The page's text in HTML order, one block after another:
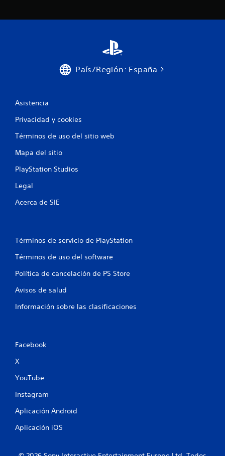
País/Región: España
Asistencia
Privacidad y cookies
Términos de uso del sitio web
Mapa del sitio
PlayStation Studios
Legal
Acerca de SIE
Términos de servicio de PlayStation
Términos de uso del software
Política de cancelación de PS Store
Avisos de salud
Información sobre las clasificaciones
Facebook
X
YouTube
Instagram
Aplicación Android
Aplicación iOS